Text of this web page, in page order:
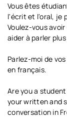
Vous êtes
l'écrit et l'oral, je
Voulez-vous
aider à parler
Parlez-moi de
en français.
Are you a
your written and
conversation in